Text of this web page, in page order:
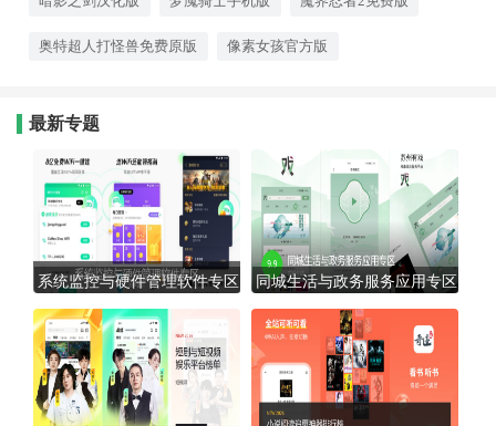
奥特超人打怪兽免费原版 像素女孩官方版
最新专题
系统监控与硬件管理软件专区 同城生活与政务服务应用专区